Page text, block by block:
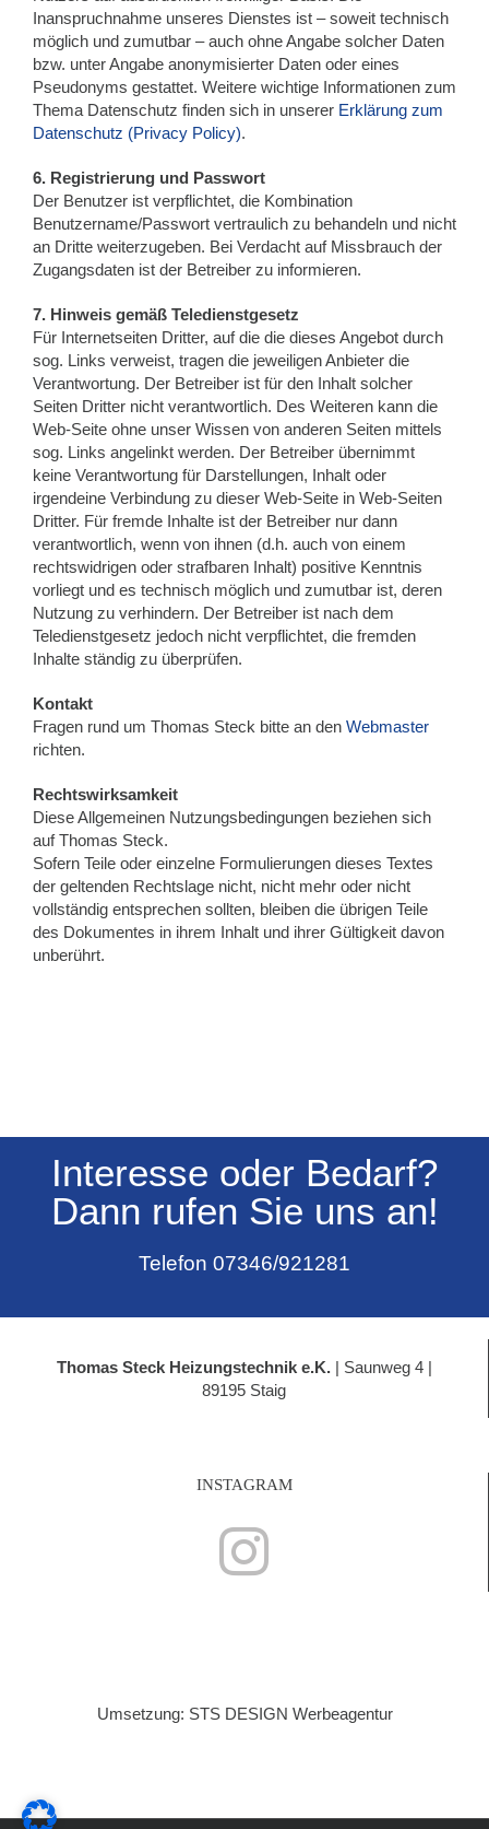
Inanspruchnahme unseres Dienstes ist – soweit technisch
möglich und zumutbar – auch ohne Angabe solcher Daten
bzw. unter Angabe anonymisierter Daten oder eines
Pseudonyms gestattet. Weitere wichtige Informationen zum
Thema Datenschutz finden sich in unserer Erklärung zum
Datenschutz (Privacy Policy).
6. Registrierung und Passwort
Der Benutzer ist verpflichtet, die Kombination
Benutzername/Passwort vertraulich zu behandeln und nicht
an Dritte weiterzugeben. Bei Verdacht auf Missbrauch der
Zugangsdaten ist der Betreiber zu informieren.
7. Hinweis gemäß Teledienstgesetz
Für Internetseiten Dritter, auf die die dieses Angebot durch
sog. Links verweist, tragen die jeweiligen Anbieter die
Verantwortung. Der Betreiber ist für den Inhalt solcher
Seiten Dritter nicht verantwortlich. Des Weiteren kann die
Web-Seite ohne unser Wissen von anderen Seiten mittels
sog. Links angelinkt werden. Der Betreiber übernimmt
keine Verantwortung für Darstellungen, Inhalt oder
irgendeine Verbindung zu dieser Web-Seite in Web-Seiten
Dritter. Für fremde Inhalte ist der Betreiber nur dann
verantwortlich, wenn von ihnen (d.h. auch von einem
rechtswidrigen oder strafbaren Inhalt) positive Kenntnis
vorliegt und es technisch möglich und zumutbar ist, deren
Nutzung zu verhindern. Der Betreiber ist nach dem
Teledienstgesetz jedoch nicht verpflichtet, die fremden
Inhalte ständig zu überprüfen.
Kontakt
Fragen rund um Thomas Steck bitte an den Webmaster
richten.
Rechtswirksamkeit
Diese Allgemeinen Nutzungsbedingungen beziehen sich
auf Thomas Steck.
Sofern Teile oder einzelne Formulierungen dieses Textes
der geltenden Rechtslage nicht, nicht mehr oder nicht
vollständig entsprechen sollten, bleiben die übrigen Teile
des Dokumentes in ihrem Inhalt und ihrer Gültigkeit davon
unberührt.
Interesse oder Bedarf?
Dann rufen Sie uns an!
Telefon 07346/921281
Thomas Steck Heizungstechnik e.K. | Saunweg 4 |
89195 Staig
INSTAGRAM
Umsetzung: STS DESIGN Werbeagentur